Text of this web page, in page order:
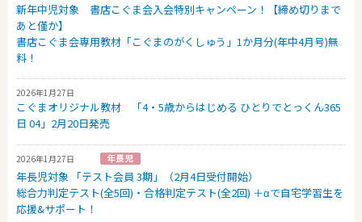
新年中児対象 書店こぐま会入会特別キャンペーン！【締め切りまで
あと僅か】
書店こぐま会専用教材「こぐまのがくしゅう」1か月分(年中4月号)無
料！
2026年1月27日
こぐまオリジナル教材 「4・5歳からはじめる ひとりでとっくん365
日 04」2月20日発売
2026年1月27日
年長児対象 「テスト会員 3期」（2月4日受付開始）
総合力判定テスト(全5回)・合格判定テスト(全2回) ＋αで自宅学習生を
応援&サポート！